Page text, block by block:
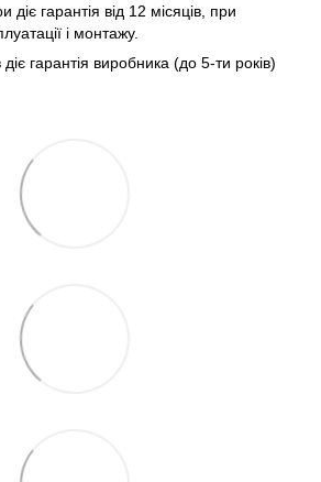
діє гарантія від 12 місяців, при
і монтажу.
гарантія виробника (до 5-ти років)